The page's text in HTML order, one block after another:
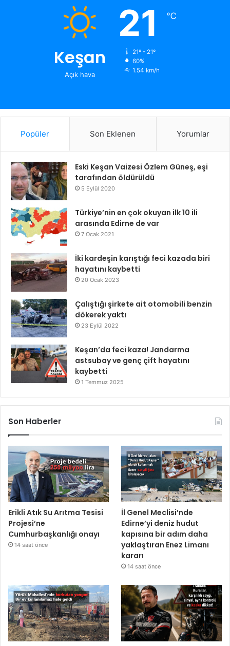
Keşan
Açık hava
21 ℃
21º - 21º
60%
1.54 km/h
Popüler Son Eklenen Yorumlar
Eski Keşan Vaizesi Özlem Güneş, eşi
tarafından öldürüldü
5 Eylül 2020
Türkiye’nin en çok okuyan ilk 10 ili
arasında Edirne de var
7 Ocak 2021
İki kardeşin karıştığı feci kazada biri
hayatını kaybetti
20 Ocak 2023
Çalıştığı şirkete ait otomobili benzin
dökerek yaktı
23 Eylül 2022
Keşan’da feci kaza! Jandarma
astsubay ve genç çift hayatını
kaybetti
1 Temmuz 2025
Son Haberler
Erikli Atık Su Arıtma Tesisi
Projesi’ne
Cumhurbaşkanlığı onayı
14 saat önce
İl Genel Meclisi’nde
Edirne’yi deniz hudut
kapısına bir adım daha
yaklaştıran Enez Limanı
kararı
14 saat önce